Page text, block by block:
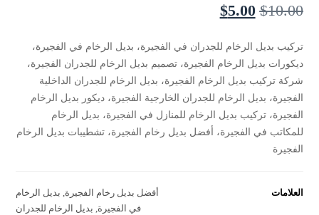
$10.00
$5.00
تركيب بديل الرخام للجدران في الفجيرة، بديل الرخام في الفجيرة،
ديكورات بديل الرخام الفجيرة، تصميم بديل الرخام للجدران الفجيرة،
شركة تركيب بديل الرخام الفجيرة، بديل الرخام للجدران الداخلية
الفجيرة، بديل الرخام للجدران الخارجية الفجيرة، ديكور بديل الرخام
الفجيرة، تركيب بديل الرخام للمنازل في الفجيرة، بديل الرخام
للمكاتب في الفجيرة، أفضل بديل رخام الفجيرة، تشطيبات بديل الرخام
الفجيرة
العلامات أفضل بديل رخام الفجيرة, بديل الرخام
في الفجيرة, بديل الرخام للجدران